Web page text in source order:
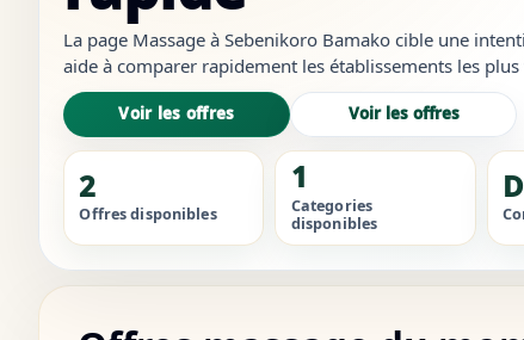
La page Massage à Sebenikoro Bamako cible une
aide à comparer rapidement les établissements les
plus crédibles et à ouvrir les bons liens sans revenir à
Voir les offres Voir les offres
2
Offres disponibles
1
Categories
disponibles